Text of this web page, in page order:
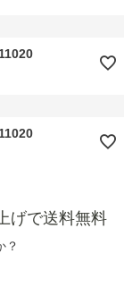
げで送料無料
？